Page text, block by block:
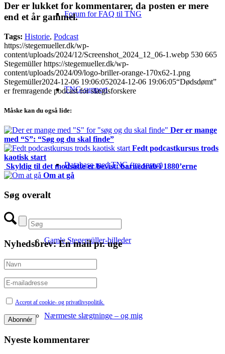
Forum for FAQ til TNG
TNG-support
Database med TNG (tre sprog)
Gamle Stegemüller-billeder
Nærmeste slægtninge – og mig
Der er lukket for kommentarer, da posten er mere
end et år gammel.
Tags: Historie, Podcast
https://stegemueller.dk/wp-
content/uploads/2024/12/Screenshot_2024_12_06-1.webp 530 665
Stegemüller https://stegemueller.dk/wp-
content/uploads/2024/09/logo-briller-orange-170x62-1.png
Stegemüller2024-12-06 19:06:052024-12-06 19:06:05“Dødsdømt”
er fremragende podcast for slægtsforskere
Måske kan du også lide:
Der er mange
med “S”: “Søg og du skal finde”
Fedt podcastkursus trods
kaotisk start
Skyldig til det modsatte er bevist: barnedrab i 1880’erne
Om at gå
Søg overalt
Nyhedsbrev: En mail pr. uge
Accept af cookie- og privatlivspolitik.
Nyeste kommentarer